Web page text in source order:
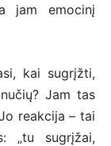
jam emocinį
kai sugrįžti,
Jam tas
reakcija – tai
„tu sugrįžai,